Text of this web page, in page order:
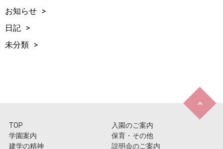
お知らせ
日記
未分類
TOP
学園案内
建学の精神
入園のご案内
保育・その他
説明会のご案内